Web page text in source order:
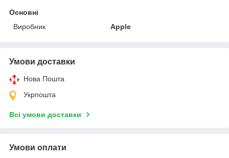
Основні
Виробник
Apple
Умови доставки
Нова Пошта
Укрпошта
Всі умови доставки
Умови оплати